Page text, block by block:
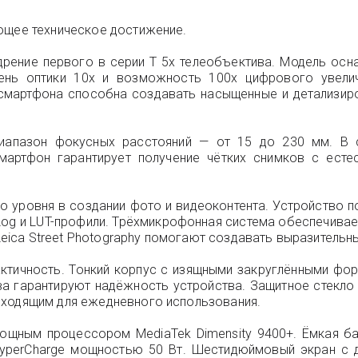
техническое достижение.
первого в серии T 5x телеобъектива. Модель
оптики 10x и возможность 100x цифрового
способна создавать насыщенные и
фокусных расстояний — от 15 до 230 мм.
гарантирует получение чётких снимков с
уровня в создании фото и видеоконтента. Устройство
и LUT-профили. Трёхмикрофонная система
Street Photography помогают создавать
Тонкий корпус с изящными закруглёнными
надёжность устройства. Защитное
для ежедневного использования.
процессором MediaTek Dimensity 9400+. Ёмкая
мощностью 50 Вт. Шестидюймовый экран с